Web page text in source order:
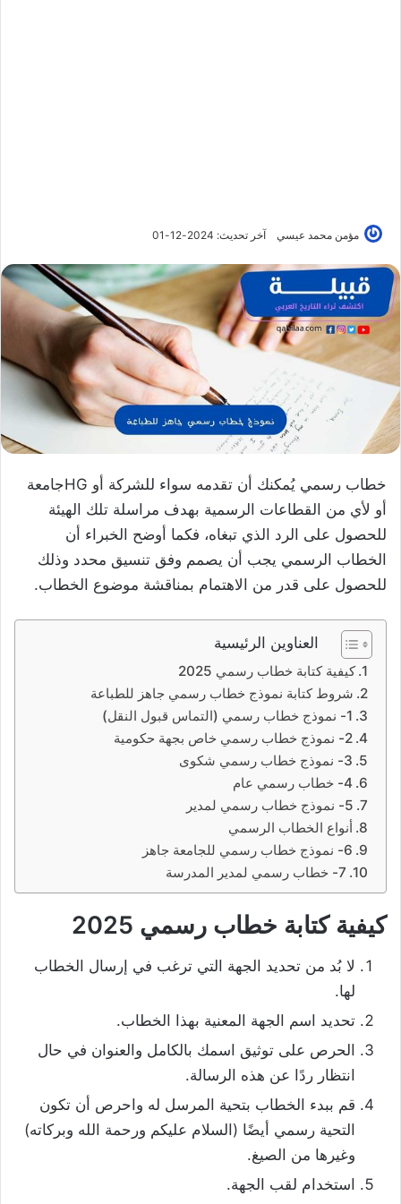
مؤمن محمد عيسي آخر تحديث: 2024-12-01
خطاب رسمي يُمكنك أن تقدمه سواء للشركة أو HGجامعة
أو لأي من القطاعات الرسمية بهدف مراسلة تلك الهيئة
للحصول على الرد الذي تبغاه، فكما أوضح الخبراء أن
الخطاب الرسمي يجب أن يصمم وفق تنسيق محدد وذلك
للحصول على قدر من الاهتمام بمناقشة موضوع الخطاب.
العناوين الرئيسية
كيفية كتابة خطاب رسمي 2025
شروط كتابة نموذج خطاب رسمي جاهز للطباعة
1- نموذج خطاب رسمي (التماس قبول النقل)
2- نموذج خطاب رسمي خاص بجهة حكومية
3- نموذج خطاب رسمي شكوى
4- خطاب رسمي عام
5- نموذج خطاب رسمي لمدير
أنواع الخطاب الرسمي
6- نموذج خطاب رسمي للجامعة جاهز
7- خطاب رسمي لمدير المدرسة
كيفية كتابة خطاب رسمي 2025
لا بُد من تحديد الجهة التي ترغب في إرسال الخطاب
لها.
تحديد اسم الجهة المعنية بهذا الخطاب.
الحرص على توثيق اسمك بالكامل والعنوان في حال
انتظار ردًا عن هذه الرسالة.
قم ببدء الخطاب بتحية المرسل له واحرص أن تكون
التحية رسمي أيضًا (السلام عليكم ورحمة الله وبركاته)
وغيرها من الصيغ.
استخدام لقب الجهة.